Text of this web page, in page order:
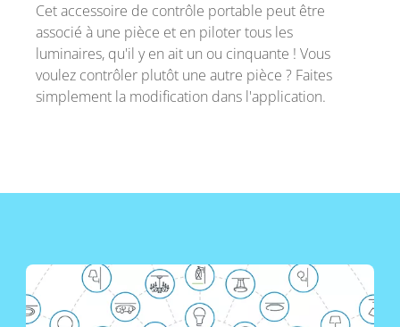
Cet accessoire de contrôle portable peut être
associé à une pièce et en piloter tous les
luminaires, qu'il y en ait un ou cinquante ! Vous
voulez contrôler plutôt une autre pièce ? Faites
simplement la modification dans l'application.